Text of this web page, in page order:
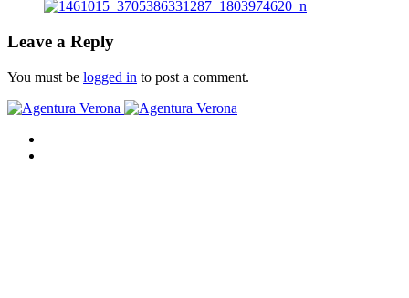
Leave a Reply
You must be logged in to post a comment.